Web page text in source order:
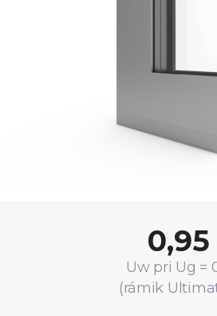
0,95
Uw pri Ug =
(rámik